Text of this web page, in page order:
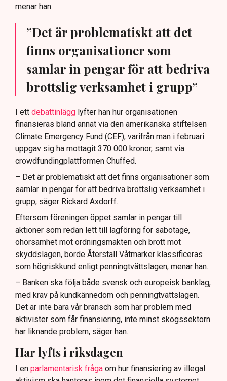
menar han.
”Det är problematiskt att det
finns organisationer som
samlar in pengar för att bedriva
brottslig verksamhet i grupp”
I ett debattinlägg lyfter han hur organisationen
finansieras bland annat via den amerikanska stiftelsen
Climate Emergency Fund (CEF), varifrån man i februari
uppgav sig ha mottagit 370 000 kronor, samt via
crowdfundingplattformen Chuffed.
– Det är problematiskt att det finns organisationer som
samlar in pengar för att bedriva brottslig verksamhet i
grupp, säger Rickard Axdorff.
Eftersom föreningen öppet samlar in pengar till
aktioner som redan lett till lagföring för sabotage,
ohörsamhet mot ordningsmakten och brott mot
skyddslagen, borde Återställ Våtmarker klassificeras
som högriskkund enligt penningtvättslagen, menar han.
– Banken ska följa både svensk och europeisk banklag,
med krav på kundkännedom och penningtvättslagen.
Det är inte bara vår bransch som har problem med
aktivister som får finansiering, inte minst skogssektorn
har liknande problem, säger han.
Har lyfts i riksdagen
I en parlamentarisk fråga om hur finansiering av illegal